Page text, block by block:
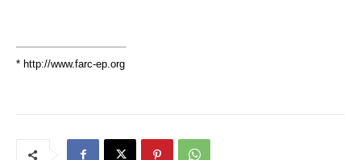
* http://www.farc-ep.org